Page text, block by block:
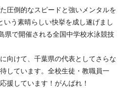
圧倒的なスピードと強いメンタルを
う素晴らしい快挙を成し遂げまし
県で開催される全国中学校水泳競技
向けて、千葉県の代表としてさらな
しています。全校生徒・教職員一
援しています！がんばれ！